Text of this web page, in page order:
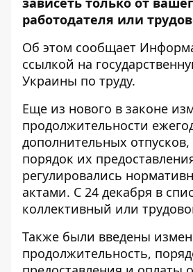
работодателя или
Об этом сообщает
ссылкой на
Украины по труду.
Еще из нового в законе
продолжительности
дополнительных отпусков,
порядок их
регулировались
актами. С 24 декабря в
коллективный или
Также были введены
продолжительность,